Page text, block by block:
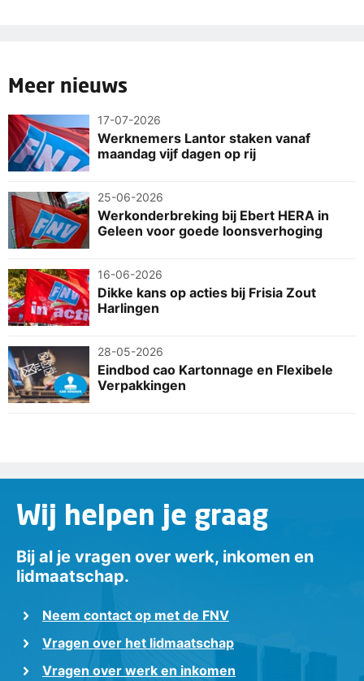
Meer nieuws
17-07-2026
Werknemers Lantor staken vanaf
maandag vijf dagen op rij
25-06-2026
Werkonderbreking bij Ebert HERA in
Geleen voor goede loonsverhoging
16-06-2026
Dikke kans op acties bij Frisia Zout
Harlingen
28-05-2026
Eindbod cao Kartonnage en Flexibele
Verpakkingen
Wij helpen je graag
Bij al je vragen over werk, inkomen en
lidmaatschap.
Neem contact op met de FNV
Vragen over het lidmaatschap
Vragen over werk en inkomen